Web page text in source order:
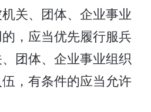
关、团体、企业事业
，应当优先履行服兵
团体、企业事业组织
，有条件的应当允许